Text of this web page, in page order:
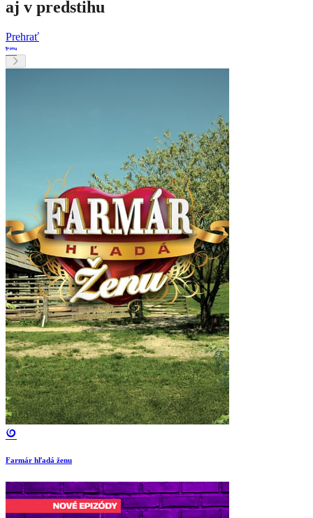
aj v predstihu
Prehrať
Farmár hľadá ženu